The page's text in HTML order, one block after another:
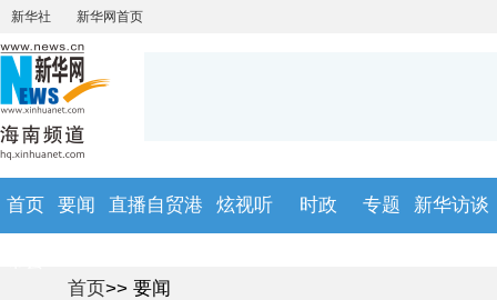
首页 要闻 直播自贸港 炫视听 时政 专题 新华访谈
首页>> 要闻